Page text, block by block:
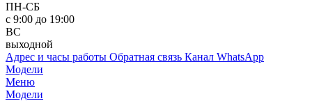
ПН-СБ
с 9:00 до 19:00
ВС
выходной
Адрес и часы работы Обратная связь Канал WhatsApp
Модели
Меню
Модели